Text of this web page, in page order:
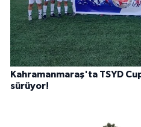
Kahramanmaraş'ta TSYD
sürüyor!